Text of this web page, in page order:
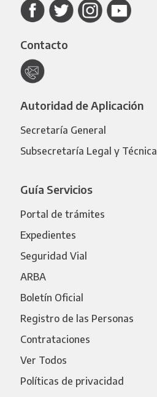
Contacto
Autoridad de Aplicación
Secretaría General
Subsecretaría Legal y Técnica
Guía Servicios
Portal de trámites
Expedientes
Seguridad Vial
ARBA
Boletín Oficial
Registro de las Personas
Contrataciones
Ver Todos
Políticas de privacidad